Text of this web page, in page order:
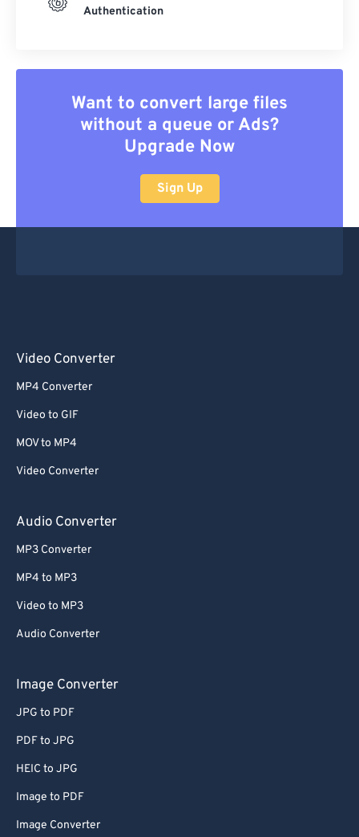
Authentication
Want to convert large files
without a queue or Ads?
Upgrade Now
Sign Up
Video Converter
MP4 Converter
Video to GIF
MOV to MP4
Video Converter
Audio Converter
MP3 Converter
MP4 to MP3
Video to MP3
Audio Converter
Image Converter
JPG to PDF
PDF to JPG
HEIC to JPG
Image to PDF
Image Converter